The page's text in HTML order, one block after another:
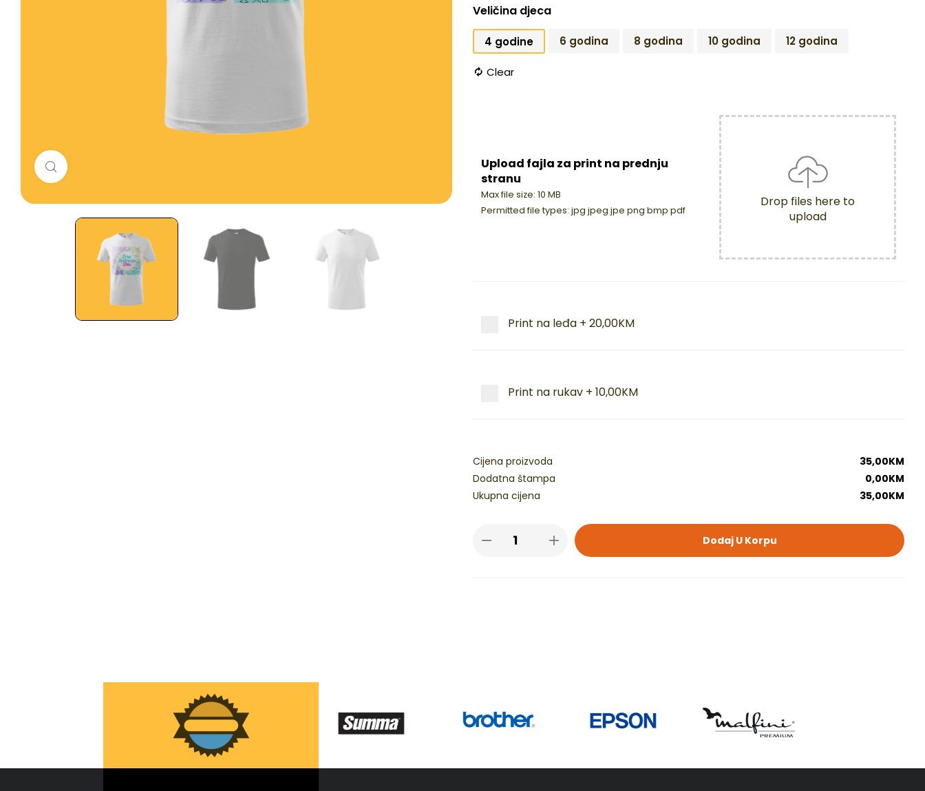
Veličina djeca
4 godine 6 godina 8 godina 10 godina 12 godina
Clear
Upload fajla za print na prednju
stranu
Max file size: 10 MB
Permitted file types: jpg jpeg jpe png bmp pdf
Drop files here to
upload
Print na leđa + 20,00KM
Print na rukav + 10,00KM
Cijena proizvoda 35,00KM
Dodatna štampa
0,00KM
Ukupna cijena
35,00KM
Dodaj U Korpu